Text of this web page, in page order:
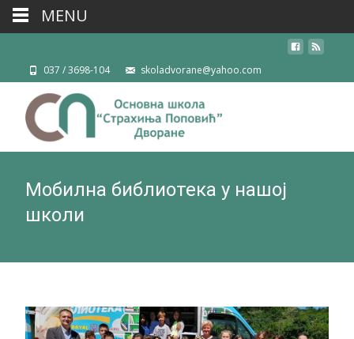
037 / 3698-104 skoladvorane@yahoo.com
Мобилна библиотека у нашој
школи
MENU